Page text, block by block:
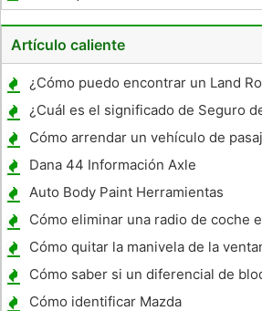
Artículo caliente
¿Cómo puedo encontrar un Land
usado?
¿Cuál es el significado de Seguro
Responsabilidad Civil Escrito en
Límites?
Cómo arrendar un vehículo de
Dana 44 Información Axle
Auto Body Paint Herramientas
Cómo eliminar una radio de coche
Mazda
Cómo quitar la manivela de la
Camaro 1969
Cómo saber si un diferencial de
un Ford Explorer
Cómo identificar Mazda